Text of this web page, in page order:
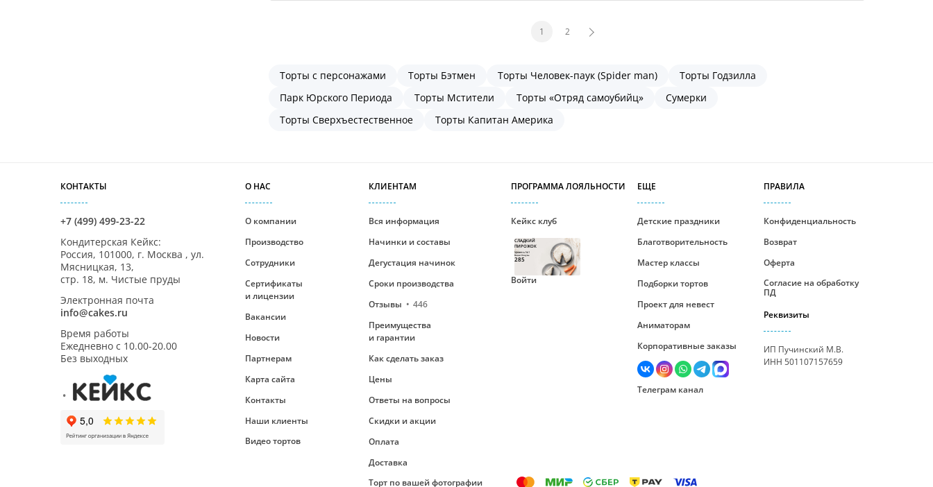
1 2
Торты с персонажами Торты Бэтмен Торты Человек-паук (Spider man)
Торты Годзилла
Парк Юрского Периода
Торты Мстители Торты «Отряд самоубийц»
Сумерки
Торты Сверхъестественное
Торты Капитан Америка
КОНТАКТЫ
+7 (499) 499-23-22
Кондитерская Кейкс:
Россия, 101000, г. Москва , ул.
Мясницкая, 13,
стр. 18, м. Чистые пруды
Электронная почта
info@cakes.ru
Время работы
Ежедневно с 10.00-20.00
Без выходных
О НАС
О компании
Производство
Сотрудники
Сертификаты
и лицензии
Вакансии
Новости
Партнерам
Карта сайта
Контакты
Наши клиенты
Видео тортов
КЛИЕНТАМ
Вся информация
Начинки и составы
Дегустация начинок
Сроки производства
Отзывы
446
Преимущества
и гарантии
Как сделать заказ
Цены
Ответы на вопросы
Скидки и акции
Оплата
Доставка
Торт по вашей фотографии
ПРОГРАММА ЛОЯЛЬНОСТИ
Кейкс клуб
СЛАДКИЙ
ПИРОЖОК
Уровень №1
Ваши бонусы
285
Войти
ЕЩЕ
Детские праздники
Благотворительность
Мастер классы
Подборки тортов
Проект для невест
Аниматорам
Корпоративные заказы
Телеграм канал
ПРАВИЛА
Конфиденциальность
Возврат
Оферта
Согласие на обработку
ПД
Реквизиты
ИП Пучинский М.В.
ИНН 501107157659